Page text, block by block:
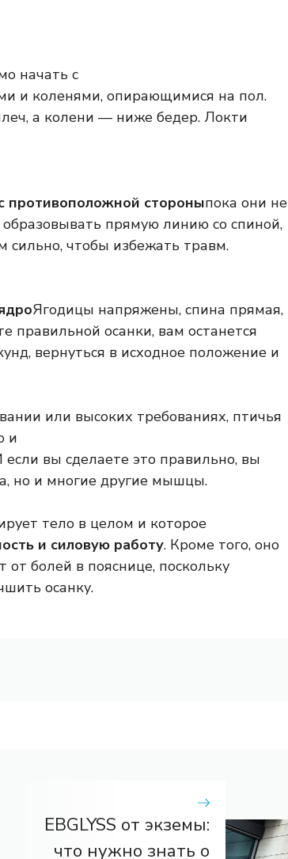
начать с
и коленями, опирающимися на пол.
а колени — ниже бедер. Локти
противоположной стороныпока они не
прямую линию со спиной,
чтобы избежать травм.
Ягодицы напряжены, спина прямая,
правильной осанки, вам останется
вернуться в исходное положение и
или высоких требованиях, птичья
и
если вы сделаете это правильно, вы
но и многие другие мышцы.
тело в целом и которое
и силовую работу. Кроме того, оно
от болей в пояснице, поскольку
осанку.
EBGLYSS от экземы:
что нужно знать о